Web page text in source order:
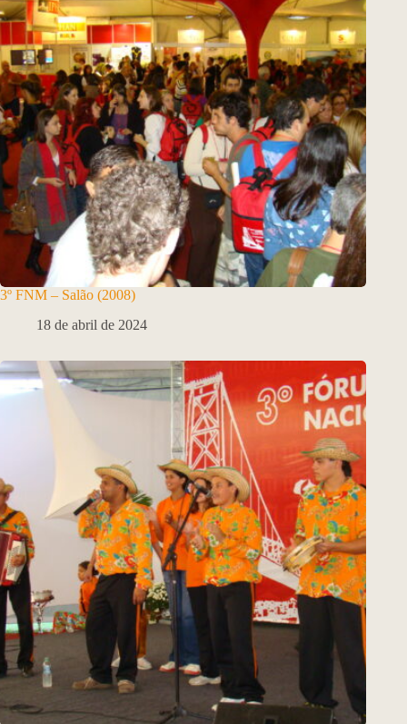
3º FNM – Salão (2008)
18 de abril de 2024